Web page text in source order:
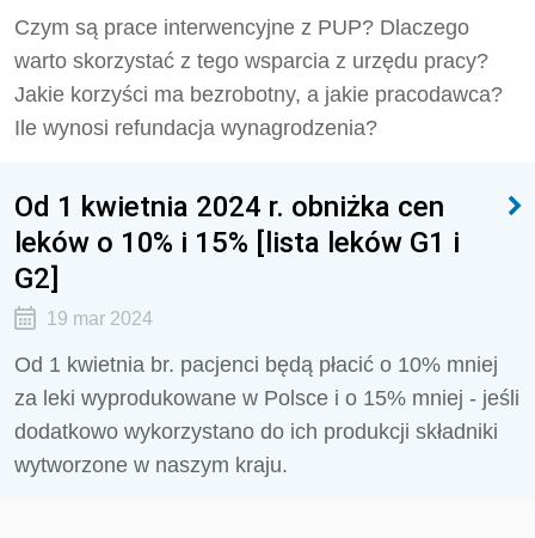
Czym są prace interwencyjne z PUP? Dlaczego
warto skorzystać z tego wsparcia z urzędu pracy?
Jakie korzyści ma bezrobotny, a jakie pracodawca?
Ile wynosi refundacja wynagrodzenia?
Od 1 kwietnia 2024 r. obniżka cen
leków o 10% i 15% [lista leków G1 i
G2]
19 mar 2024
Od 1 kwietnia br. pacjenci będą płacić o 10% mniej
za leki wyprodukowane w Polsce i o 15% mniej - jeśli
dodatkowo wykorzystano do ich produkcji składniki
wytworzone w naszym kraju.